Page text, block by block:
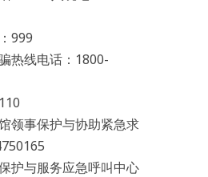
999
热线电话：1800-
领事保护与协助紧急求
护与服务应急呼叫中心